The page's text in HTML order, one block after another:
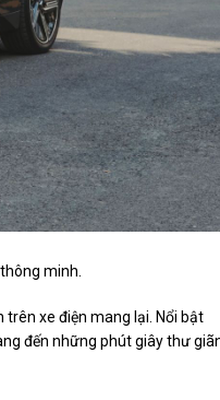
minh.
xe điện mang lại. Nổi bật
đến những phút giây thư